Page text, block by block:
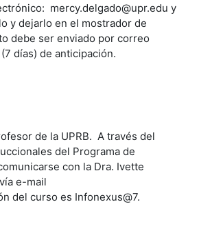
mercy.delgado@upr.edu y
y dejarlo en el mostrador de
debe ser enviado por correo
días) de anticipación.
de la UPRB. A través del
del Programa de
con la Dra. Ivette
e-mail
del curso es Infonexus@7.